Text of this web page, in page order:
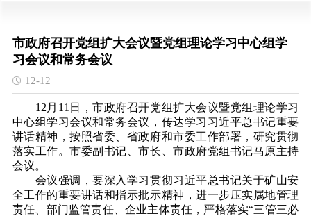
市政府召开党组扩大会议暨党组理论学习中心组学
习会议和常务会议
12-12
12月11日，市政府召开党组扩大会议暨党组理论学习
中心组学习会议和常务会议，传达学习习近平总书记重要
讲话精神，按照省委、省政府和市委工作部署，研究贯彻
落实工作。市委副书记、市长、市政府党组书记马原主持
会议。
会议强调，要深入学习贯彻习近平总书记关于矿山安
全工作的重要讲话和指示批示精神，进一步压实属地管理
责任、部门监管责任、企业主体责任，严格落实“三管三必